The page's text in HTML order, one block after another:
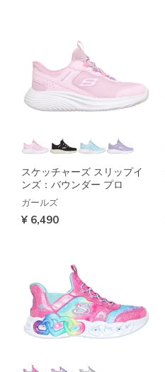
スケッチャーズ スリップイ
ンズ：バウンダー プロ
ガールズ
¥ 6,490